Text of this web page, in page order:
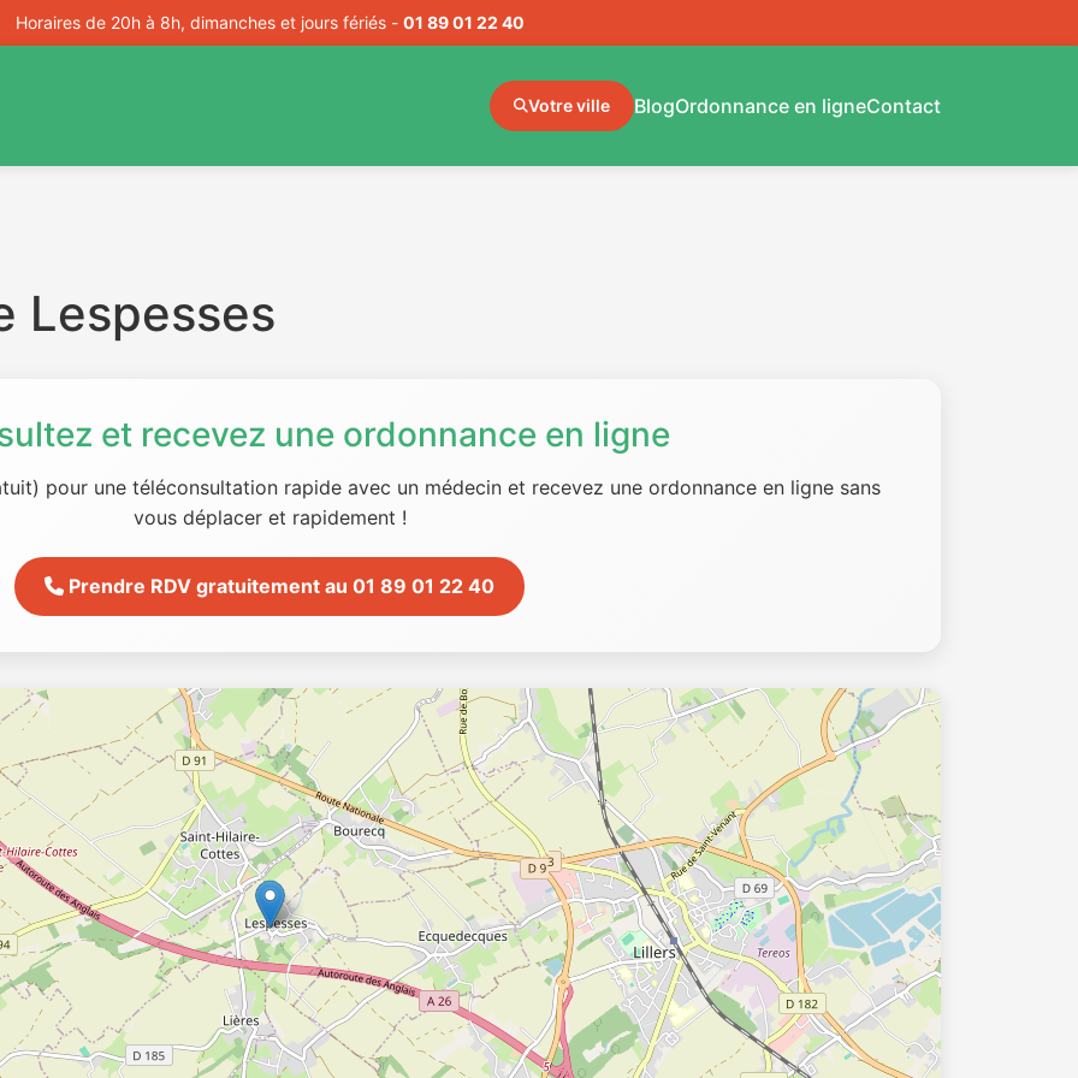
Horaires de 20h à 8h, dimanches et jours fériés - 01 89 01 22 40
Votre ville BlogOrdonnance en ligneContact
Lespesses
et recevez une ordonnance en ligne
pour une téléconsultation rapide avec un médecin et recevez une ordonnance en ligne sans
vous déplacer et rapidement !
Prendre RDV gratuitement au 01 89 01 22 40